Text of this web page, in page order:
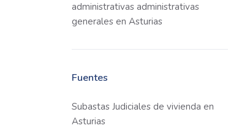
administrativas administrativas
generales en Asturias
Fuentes
Subastas Judiciales de vivienda en
Asturias